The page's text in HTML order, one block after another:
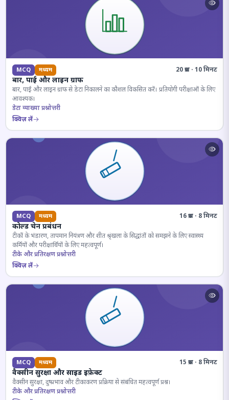
MCQ मध्यम 20 प्रश्न · 10 मिनट
बार, पाई और लाइन ग्राफ
बार, पाई और लाइन ग्राफ से डेटा निकालने का कौशल विकसित करें। प्रतियोगी परीक्षाओं के लिए
आवश्यक।
डेटा व्याख्या प्रश्नोत्तरी
क्विज़ लें
MCQ मध्यम 16 प्रश्न · 8 मिनट
कोल्ड चेन प्रबंधन
टीकों के भंडारण, तापमान नियंत्रण और शीत श्रृंखला के सिद्धांतों को समझने के लिए स्वास्थ्य
कर्मियों और परीक्षार्थियों के लिए महत्वपूर्ण।
टीके और प्रतिरक्षण प्रश्नोत्तरी
क्विज़ लें
MCQ मध्यम 15 प्रश्न · 8 मिनट
वैक्सीन सुरक्षा और साइड इफ़ेक्ट
वैक्सीन सुरक्षा, दुष्प्रभाव और टीकाकरण प्रक्रिया से संबंधित महत्वपूर्ण प्रश्न।
टीके और प्रतिरक्षण प्रश्नोत्तरी